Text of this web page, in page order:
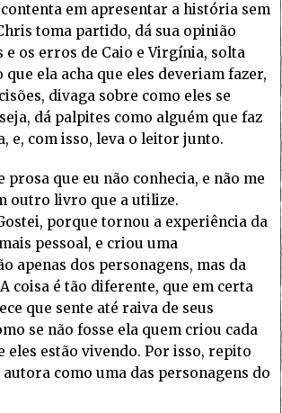
em apresentar a história sem
toma partido, dá sua opinião
e os erros de Caio e Virgínia, solta
que ela acha que eles deveriam fazer,
divaga sobre como eles se
dá palpites como alguém que faz
e, com isso, leva o leitor junto.
prosa que eu não conhecia, e não me
outro livro que a utilize.
porque tornou a experiência da
pessoal, e criou uma
apenas dos personagens, mas da
coisa é tão diferente, que em certa
que sente até raiva de seus
se não fosse ela quem criou cada
eles estão vivendo. Por isso, repito
como uma das personagens do